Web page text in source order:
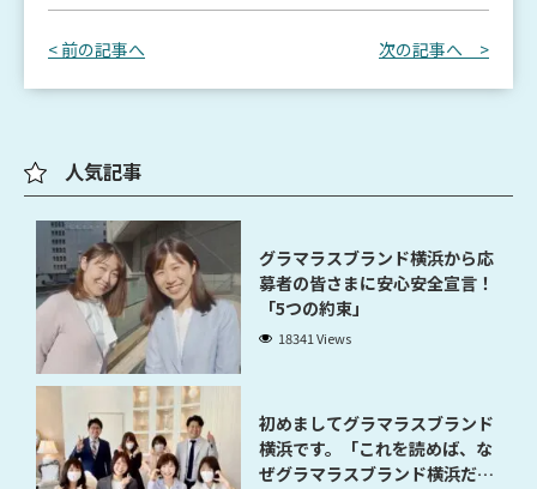
< 前の記事へ 次の記事へ >
人気記事
グラマラスブランド横浜から応
募者の皆さまに安心安全宣言！
「5つの約束」
18341 Views
初めましてグラマラスブランド
横浜です。「これを読めば、な
ぜグラマラスブランド横浜だと